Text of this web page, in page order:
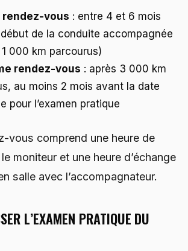
rendez-vous : entre 4 et 6 mois
de la conduite accompagnée
000 km parcourus)
rendez-vous : après 3 000 km
au moins 2 mois avant la date
pour l’examen pratique
vous comprend une heure de
moniteur et une heure d’échange
salle avec l’accompagnateur.
L’EXAMEN PRATIQUE DU